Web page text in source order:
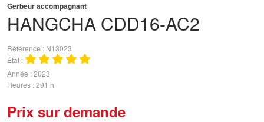
HANGCHA CDD16-AC2
Gerbeur accompagnant
Référence
N13023
État
Année 2023
Heures 291 h
Prix sur demande